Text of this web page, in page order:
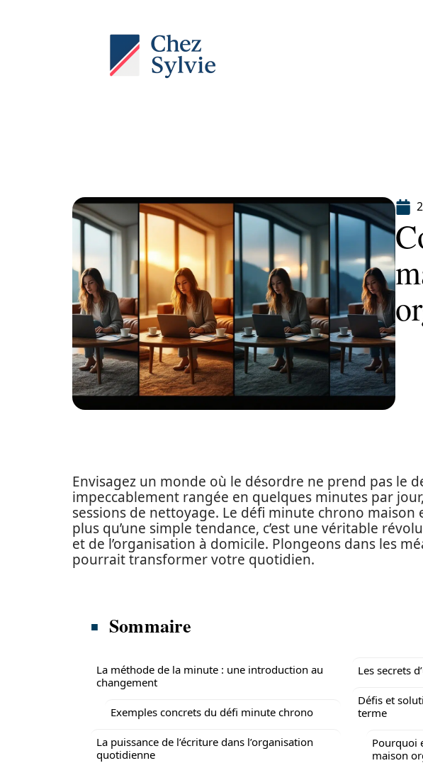
Envisagez un monde où le désordre ne prend pas le
impeccablement rangée en quelques minutes par
sessions de nettoyage. Le défi minute chrono maison
plus qu’une simple tendance, c’est une véritable
et de l’organisation à domicile. Plongeons dans les
pourrait transformer votre quotidien.
Sommaire
La méthode de la minute : une introduction au
changement
Exemples concrets du défi minute chrono
La puissance de l’écriture dans l’organisation
quotidienne
Les secrets
Défis et
terme
Pourquoi
maison